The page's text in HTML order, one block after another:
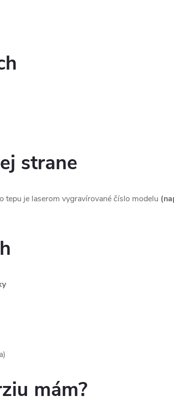
strane
tepu je laserom vygravírované číslo modelu
mám?